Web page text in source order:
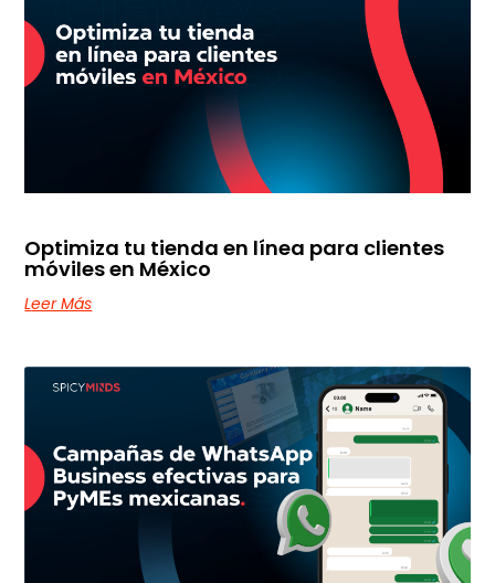
Optimiza tu tienda en línea para clientes
móviles en México
Leer Más